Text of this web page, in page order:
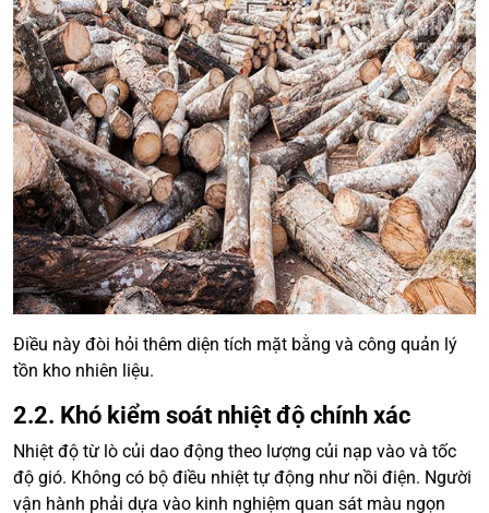
Điều này đòi hỏi thêm diện tích mặt bằng và công quản lý
tồn kho nhiên liệu.
2.2. Khó kiểm soát nhiệt độ chính xác
Nhiệt độ từ lò củi dao động theo lượng củi nạp vào và tốc
độ gió. Không có bộ điều nhiệt tự động như nồi điện. Người
vận hành phải dựa vào kinh nghiệm quan sát màu ngọn